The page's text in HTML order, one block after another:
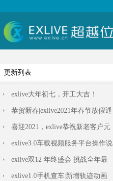
更新列表
exlive大年初七，开工大吉！
恭贺新春|exlive2021年春节放假通
知
喜迎2021，exlive恭祝新老客户元
旦快乐！
exlive3.0车载视频服务平台操作说
明
exlive双12 年终盛会 挑战全年最
低价
exlive1.0手机查车|新增轨迹动画